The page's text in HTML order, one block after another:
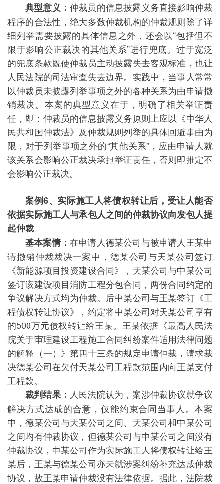
典型意义： 仲裁员的信息披露义务直接影响仲裁
程序的合法性，绝大多数仲裁机构的仲裁规则除了详
细列举需要披露的具体信息之外，还会以“包括但不
限于影响公正裁决的其他关系”进行兜底。过于宽泛
的兜底条款既使仲裁员主动披露失去客观标准，也让
人民法院的司法审查失去边界。实践中，当事人常常
以仲裁员未披露列举事项之外的各种关系为由申请撤
销裁决。本案的典型意义在于，明确了相关举证责
任，即：仲裁员的信息披露义务原则上应以《中华人
民共和国仲裁法》及仲裁规则列举的具体回避事由为
限，对于列举事项之外的“其他关系”，应由申请人就
该关系会影响公正裁决承担举证责任，否则即推定不
会影响公正裁决。
案例6、 实际施工人将债权转让后，受让人能否
依据实际施工人与承包人之间的仲裁协议向发包人提
起仲裁
基本案情： 在申请人德某公司与被申请人王某申
请撤销仲裁裁决一案中，德某公司与天某公司签订
《新能源项目投资建设合同》，天某公司与中某公司
签订该建设项目消防工程分包合同，两份合同约定的
争议解决方式均为仲裁。后中某公司与王某签订《工
程债权转让协议》，约定将中某公司对天某公司享有
的500万元债权转让给王某。王某依据《最高人民法
院关于审理建设工程施工合同纠纷案件适用法律问题
的解释（一）》第四十三条的规定申请仲裁，请求裁
决德某公司在欠付天某公司工程款范围内向王某支付
工程款。
裁判结果： 人民法院认为，案涉仲裁协议就争议
解决方式达成的合意，仅能约束合同当事人。本案
中，德某公司与天某公司之间、天某公司和中某公司
之间均有仲裁协议，但德某公司与中某公司之间没有
仲裁协议，中某公司作为实际施工人将债权转让给王
某后，王某与德某公司亦未就涉案纠纷补充达成仲裁
协议，故王某申请仲裁没有法律依据。据此，法院裁